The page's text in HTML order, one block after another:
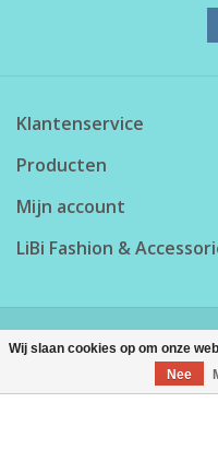
Klantenservice
Producten
Mijn account
LiBi Fashion &
Wij slaan cookies op om onze
Nee